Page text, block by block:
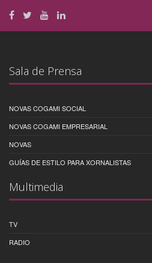
Sala de Prensa
NOVAS COGAMI SOCIAL
NOVAS COGAMI EMPRESARIAL
NOVAS
GUÍAS DE ESTILO PARA XORNALISTAS
Multimedia
TV
RADIO